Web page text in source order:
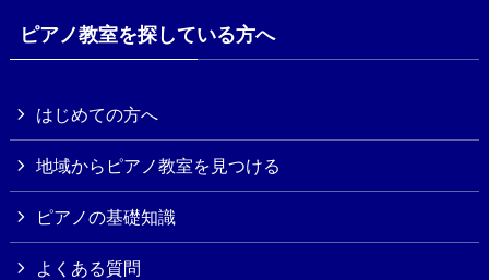
ピアノ教室を探している方へ
はじめての方へ
地域からピアノ教室を見つける
ピアノの基礎知識
よくある質問